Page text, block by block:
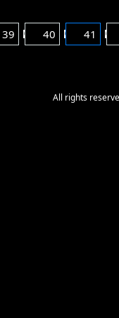
39 40 41
All rights